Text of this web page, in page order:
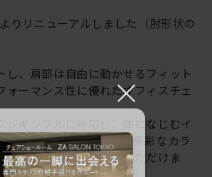
りリニューアルしました（肘形状の
し、肩部は自由に動かせるフィット
ォーマンス性に優れたオフィスチェ
レキシブルに対応し、体になじむイ
ロスバックタイプです。多彩なカラ
好みのカラーをお選びいただけま
×